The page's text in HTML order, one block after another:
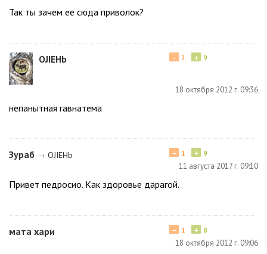
Так ты зачем ее сюда приволок?
ОJIЕНb + 9
− 2
18 октября 2012 г. 09:36
непанытная гавнатема
Зураб → ОJIЕНb + 9
− 1
11 августа 2017 г. 09:10
Привет педросио. Как здоровье дарагой.
мата хари + 8
− 1
18 октября 2012 г. 09:06